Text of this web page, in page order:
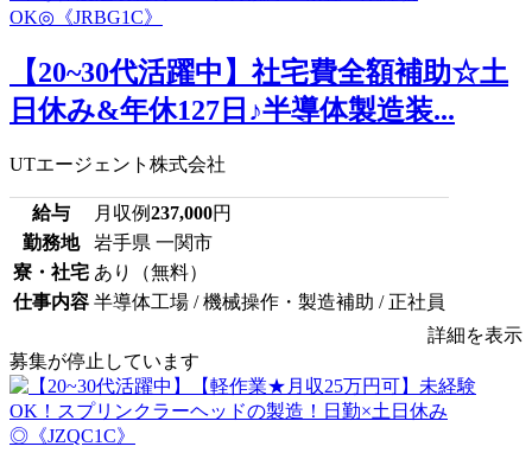
【20~30代活躍中】社宅費全額補助☆土
日休み&年休127日♪半導体製造装...
UTエージェント株式会社
給与 月収例237,000円
勤務地
岩手県 一関市
寮・社宅 あり（無料）
仕事内容 半導体工場 / 機械操作・製造補助 / 正社員
詳細を表示
募集が停止しています